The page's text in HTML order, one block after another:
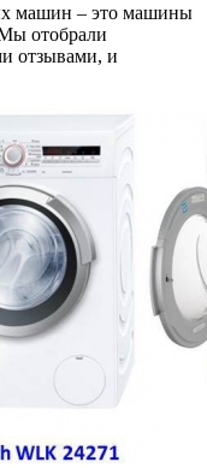
машин – это машины
отобрали
отзывами, и